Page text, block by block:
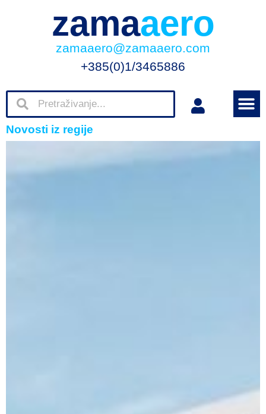
zamaaero
zamaaero@zamaaero.com
+385(0)1/3465886
Novosti iz regije